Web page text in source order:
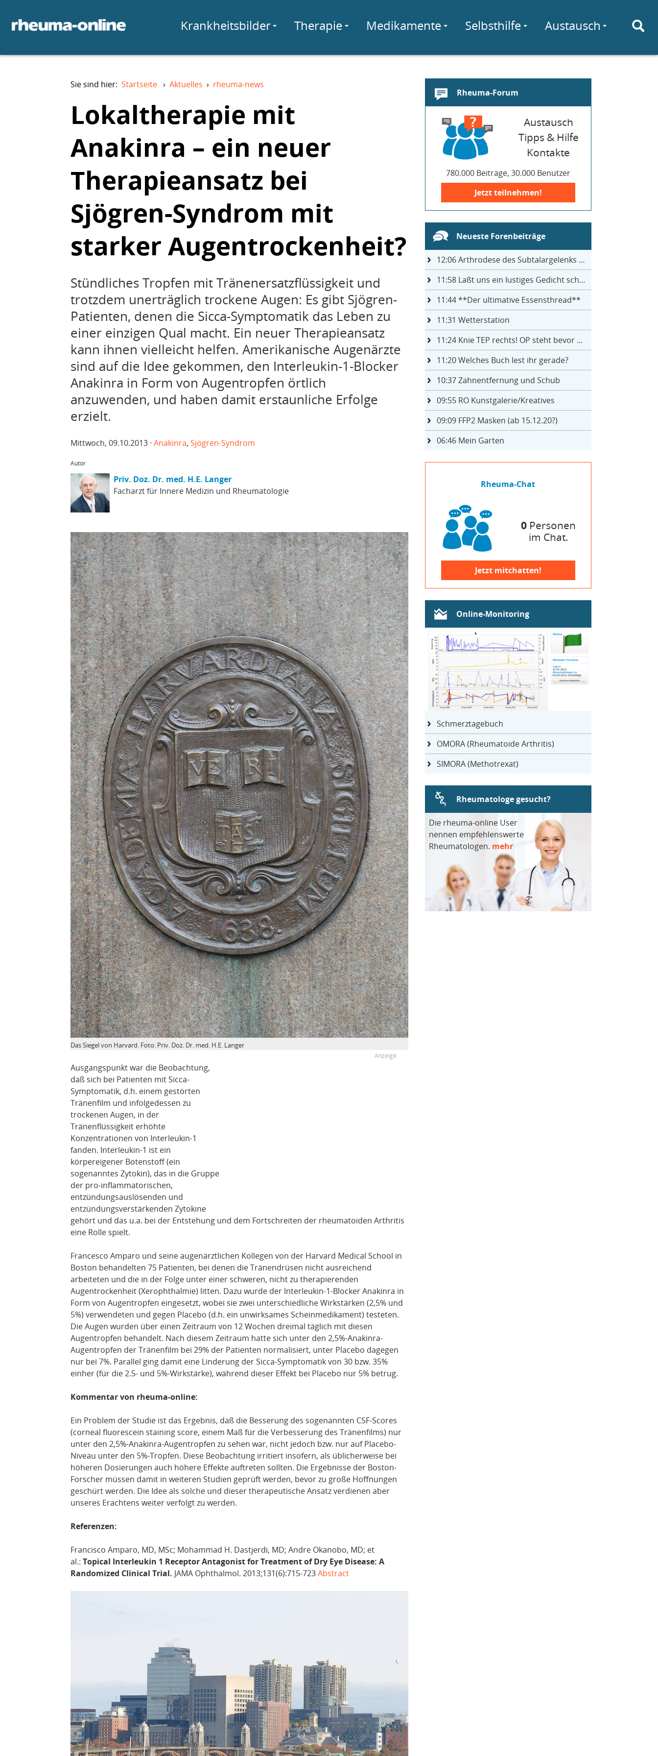
Krankheitsbilder Therapie Medikamente Selbsthilfe Austausch
Sie sind hier: Startseite › Aktuelles › rheuma-news
Lokaltherapie mit
Anakinra – ein neuer
Therapieansatz bei
Sjögren-Syndrom mit
starker Augentrockenheit?
Stündliches Tropfen mit Tränenersatzflüssigkeit und
trotzdem unerträglich trockene Augen: Es gibt Sjögren-
Patienten, denen die Sicca-Symptomatik das Leben zu
einer einzigen Qual macht. Ein neuer Therapieansatz
kann ihnen vielleicht helfen. Amerikanische Augenärzte
sind auf die Idee gekommen, den Interleukin-1-Blocker
Anakinra in Form von Augentropfen örtlich
anzuwenden, und haben damit erstaunliche Erfolge
erzielt.
Mittwoch, 09.10.2013 · Anakinra, Sjögren-Syndrom
Autor
Priv. Doz. Dr. med. H.E. Langer
Facharzt für Innere Medizin und Rheumatologie
Das Siegel von Harvard. Foto: Priv. Doz. Dr. med. H.E. Langer
Ausgangspunkt war die Beobachtung,
daß sich bei Patienten mit Sicca-
Symptomatik, d.h. einem gestörten
Tränenfilm und infolgedessen zu
trockenen Augen, in der
Tränenflüssigkeit erhöhte
Konzentrationen von Interleukin-1
fanden. Interleukin-1 ist ein
körpereigener Botenstoff (ein
sogenanntes Zytokin), das in die Gruppe
der pro-inflammatorischen,
entzündungsauslösenden und
entzündungsverstärkenden Zytokine
gehört und das u.a. bei der Entstehung und dem Fortschreiten der rheumatoiden Arthritis
eine Rolle spielt.
Francesco Amparo und seine augenärztlichen Kollegen von der Harvard Medical School in
Boston behandelten 75 Patienten, bei denen die Tränendrüsen nicht ausreichend
arbeiteten und die in der Folge unter einer schweren, nicht zu therapierenden
Augentrockenheit (Xerophthalmie) litten. Dazu wurde der Interleukin-1-Blocker Anakinra in
Form von Augentropfen eingesetzt, wobei sie zwei unterschiedliche Wirkstärken (2,5% und
5%) verwendeten und gegen Placebo (d.h. ein unwirksames Scheinmedikament) testeten.
Die Augen wurden über einen Zeitraum von 12 Wochen dreimal täglich mit diesen
Augentropfen behandelt. Nach diesem Zeitraum hatte sich unter den 2,5%-Anakinra-
Augentropfen der Tränenfilm bei 29% der Patienten normalisiert, unter Placebo dagegen
nur bei 7%. Parallel ging damit eine Linderung der Sicca-Symptomatik von 30 bzw. 35%
einher (für die 2.5- und 5%-Wirkstärke), während dieser Effekt bei Placebo nur 5% betrug.
Kommentar von rheuma-online:
Ein Problem der Studie ist das Ergebnis, daß die Besserung des sogenannten CSF-Scores
(corneal fluorescein staining score, einem Maß für die Verbesserung des Tränenfilms) nur
unter den 2,5%-Anakinra-Augentropfen zu sehen war, nicht jedoch bzw. nur auf Placebo-
Niveau unter den 5%-Tropfen. Diese Beobachtung irritiert insofern, als üblicherweise bei
höheren Dosierungen auch höhere Effekte auftreten sollten. Die Ergebnisse der Boston-
Forscher müssen damit in weiteren Studien geprüft werden, bevor zu große Hoffnungen
geschürt werden. Die Idee als solche und dieser therapeutische Ansatz verdienen aber
unseres Erachtens weiter verfolgt zu werden.
Referenzen:
Francisco Amparo, MD, MSc; Mohammad H. Dastjerdi, MD; Andre Okanobo, MD; et
al.: Topical Interleukin 1 Receptor Antagonist for Treatment of Dry Eye Disease: A
Randomized Clinical Trial. JAMA Ophthalmol. 2013;131(6):715-723Abstract
Rheuma-Forum
Austausch
Tipps & Hilfe
Kontakte
780.000 Beiträge, 30.000 Benutzer
Jetzt teilnehmen!
Neueste Forenbeiträge
12:06Arthrodese des Subtalargelenks mit 27
11:58Laßt uns ein lustiges Gedicht schreiben- jeder einen Satz
11:44**Der ultimative Essensthread**
11:31 Wetterstation
11:24Knie TEP rechts! OP steht bevor ...
11:20Welches Buch lest ihr gerade?
10:37Zahnentfernung und Schub
09:55RO Kunstgalerie/Kreatives
09:09FFP2 Masken (ab 15.12.20?)
06:46Mein Garten
Rheuma-Chat
0 Personen
im Chat.
Jetzt mitchatten!
Online-Monitoring
Schmerztagebuch
OMORA (Rheumatoide Arthritis)
SIMORA (Methotrexat)
Rheumatologe gesucht?
Die rheuma-online User
nennen empfehlenswerte
Rheumatologen. mehr